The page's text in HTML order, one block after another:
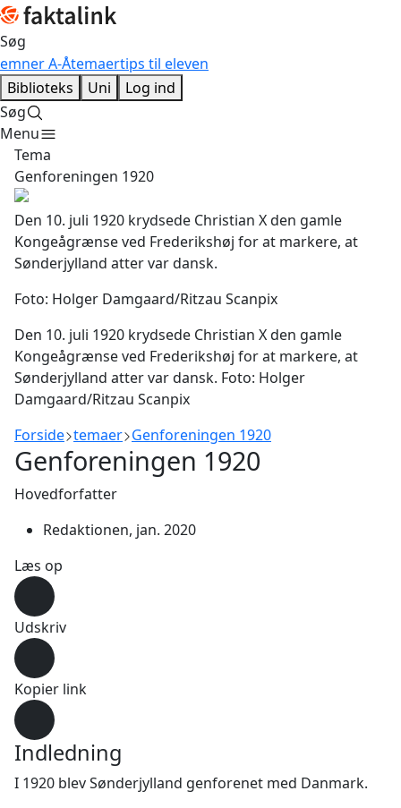
Søg
emner A-Åtemaertips til eleven
Biblioteks
Uni
Log ind
Søg
Menu
Tema
Genforeningen 1920
Den 10. juli 1920 krydsede Christian X den gamle
Kongeågrænse ved Frederikshøj for at markere, at
Sønderjylland atter var dansk.
Foto: Holger Damgaard/Ritzau Scanpix
Den 10. juli 1920 krydsede Christian X den gamle
Kongeågrænse ved Frederikshøj for at markere, at
Sønderjylland atter var dansk. Foto: Holger
Damgaard/Ritzau Scanpix
Forside temaer Genforeningen 1920
Genforeningen 1920
Indhold
Hovedforfatter
Redaktionen, jan. 2020
Læs op
Udskriv
Kopier link
Indledning
I 1920 blev Sønderjylland genforenet med Danmark.